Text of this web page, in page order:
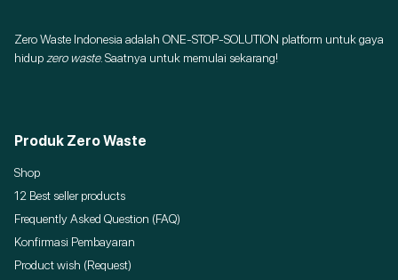
Zero Waste Indonesia adalah ONE-STOP-SOLUTION platform untuk gaya
hidup zero waste. Saatnya untuk memulai sekarang!
Produk Zero Waste
Shop
12 Best seller products
Frequently Asked Question (FAQ)
Konfirmasi Pembayaran
Product wish (Request)